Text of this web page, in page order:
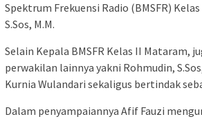
Spektrum Frekuensi Radio (BMSFR)
S.Sos, M.M.
Selain Kepala BMSFR Kelas II Mataram,
perwakilan lainnya yakni Rohmudin,
Kurnia Wulandari sekaligus bertindak
Dalam penyampaiannya Afif Fauzi